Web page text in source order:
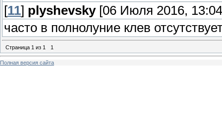
[11] plyshevsky[06 Июля 2016,
часто в полнолуние клев
Страница 1 из 1 1
Полная версия сайта